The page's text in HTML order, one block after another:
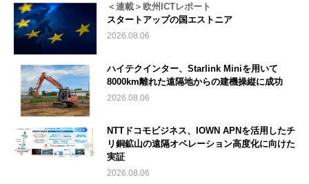
＜連載＞欧州ICTレポート
スタートアップの国エストニア
2026.08.06
ハイテクインター、Starlink Miniを用いて
8000km離れた遠隔地からの建機操縦に成功
2026.08.06
NTTドコモビジネス、IOWN APNを活用したチ
リ銅鉱山の遠隔オペレーション高度化に向けた
実証
2026.08.06